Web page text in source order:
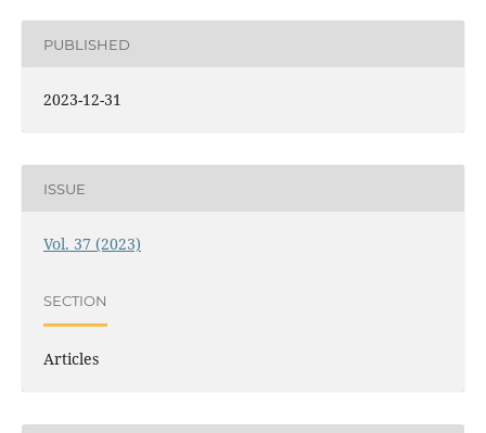
PUBLISHED
2023-12-31
ISSUE
Vol. 37 (2023)
SECTION
Articles